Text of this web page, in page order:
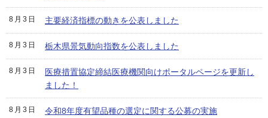
8月3日 主要経済指標の動きを公表しました
8月3日 栃木県景気動向指数を公表しました
8月3日
医療措置協定締結医療機関向けポータルページを更新し
ました！
8月3日 令和8年度有望品種の選定に関する公募の実施